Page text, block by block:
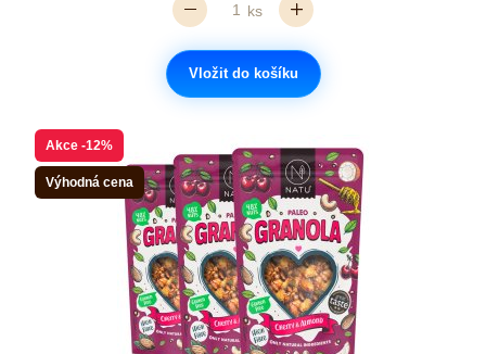
ks
Vložit do košíku
Akce -12%
Výhodná cena